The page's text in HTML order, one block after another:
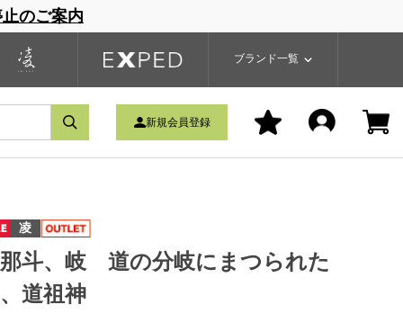
のご案内
ブランド一覧
新規会員登録
凌
斗、岐 道の分岐にまつられた
道祖神